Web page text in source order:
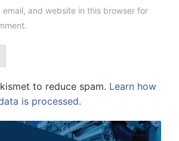
email, and website in this browser for
to reduce spam. Learn how
is processed.